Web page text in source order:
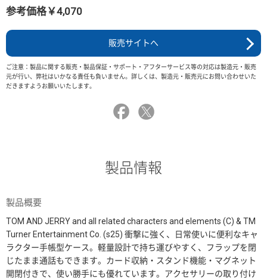
参考価格￥4,070
販売サイトへ
ご注意：製品に関する販売・製品保証・サポート・アフターサービス等の対応は製造元・販売
元が行い、弊社はいかなる責任も負いません。詳しくは、製造元・販売元にお問い合わせいた
だきますようお願いいたします。
製品情報
製品概要
TOM AND JERRY and all related characters and elements (C) & TM
Turner Entertainment Co. (s25) 衝撃に強く、日常使いに便利なキャ
ラクター手帳型ケース。軽量設計で持ち運びやすく、フラップを閉
じたまま通話もできます。カード収納・スタンド機能・マグネット
開閉付きで、使い勝手にも優れています。アクセサリーの取り付け